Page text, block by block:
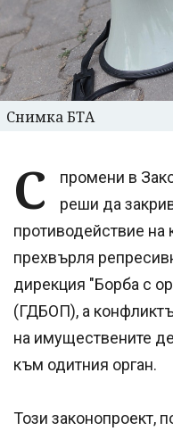
Снимка БТА
С
промени в
реши да
противодействие на
прехвърля
дирекция "Борба с
(ГДБОП), а
на имуществените
към одитния орган.
Този законопроект,